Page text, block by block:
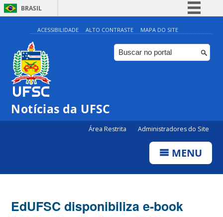
BRASIL
Simplifique!
Comunica BR
Participe
ACESSIBILIDADE ALTO CONTRASTE MAPA DO SITE
Notícias da UFSC
Área Restrita Administradores do Site
MENU
EdUFSC disponibiliza e-book